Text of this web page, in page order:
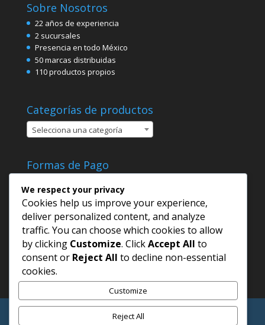
Sobre Nosotros
22 años de experiencia
2 sucursales
Presencia en todo México
50 marcas distribuidas
110 productos propios
Categorías de productos
Selecciona una categoría
Formas de Pago
Términos y Condiciones
We respect your privacy
Cookies help us improve your experience,
deliver personalized content, and analyze
traffic. You can choose which cookies to allow
by clicking Customize. ClickAccept All to
consent or Reject All to decline non-essential
cookies.
Customize
Reject All